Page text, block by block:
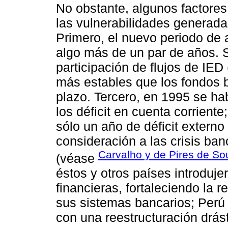
No obstante, algunos
las vulnerabilidades
Primero, el nuevo periodo
algo más de un par de años.
participación de flujos de
más estables que los fondos
plazo. Tercero, en 1995 se
los déficit en cuenta
sólo un año de déficit
consideración a las crisis
(véase Carvalho y de Pires de
éstos y otros países
financieras, fortaleciendo la
sus sistemas bancarios;
con una reestructuración